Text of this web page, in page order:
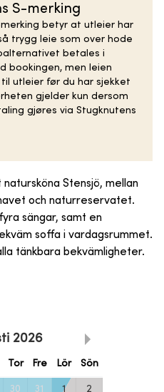
S-merking
betyr at utleier har
trygg leie som over hode
betales i
bookingen, men leien
utleier før du har sjekket
gjelder kun dersom
gjøres via Stugknutens
Stensjö, mellan
och naturreservatet.
sängar, samt en
soffa i vardagsrummet.
tänkbara bekvämligheter.
2026
Tor Fre Lör Sön
30 31 1 2